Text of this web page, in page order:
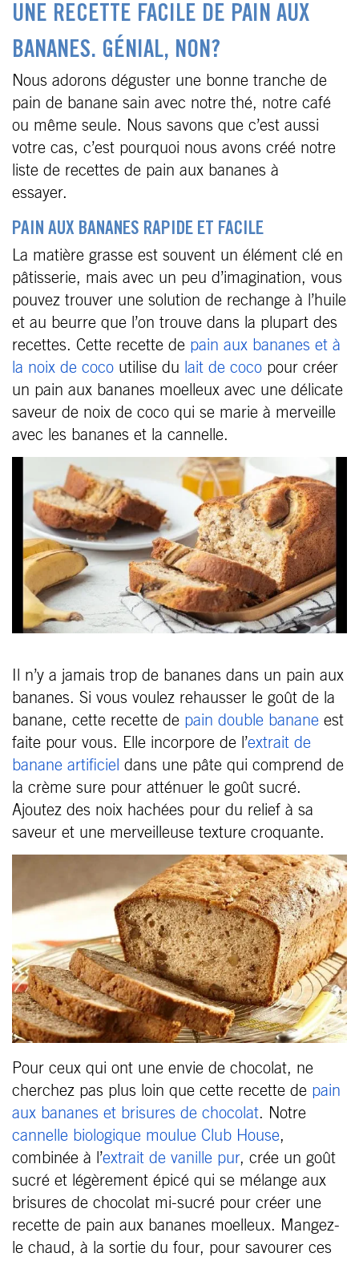
UNE RECETTE FACILE DE PAIN AUX
BANANES. GÉNIAL, NON?
Nous adorons déguster une bonne tranche de
pain de banane sain avec notre thé, notre café
ou même seule. Nous savons que c’est aussi
votre cas, c’est pourquoi nous avons créé notre
liste de recettes de pain aux bananes à
essayer.
PAIN AUX BANANES RAPIDE ET FACILE
La matière grasse est souvent un élément clé en
pâtisserie, mais avec un peu d’imagination, vous
pouvez trouver une solution de rechange à l’huile
et au beurre que l’on trouve dans la plupart des
recettes. Cette recette de pain aux bananes et à
la noix de coco utilise du lait de coco pour créer
un pain aux bananes moelleux avec une délicate
saveur de noix de coco qui se marie à merveille
avec les bananes et la cannelle.
Il n’y a jamais trop de bananes dans un pain aux
bananes. Si vous voulez rehausser le goût de la
banane, cette recette de pain double banane est
faite pour vous. Elle incorpore de l’extrait de
banane artificiel dans une pâte qui comprend de
la crème sure pour atténuer le goût sucré.
Ajoutez des noix hachées pour du relief à sa
saveur et une merveilleuse texture croquante.
Pour ceux qui ont une envie de chocolat, ne
cherchez pas plus loin que cette recette de pain
aux bananes et brisures de chocolat. Notre
cannelle biologique moulue Club House,
combinée à l’extrait de vanille pur, crée un goût
sucré et légèrement épicé qui se mélange aux
brisures de chocolat mi-sucré pour créer une
recette de pain aux bananes moelleux. Mangez-
le chaud, à la sortie du four, pour savourer ces